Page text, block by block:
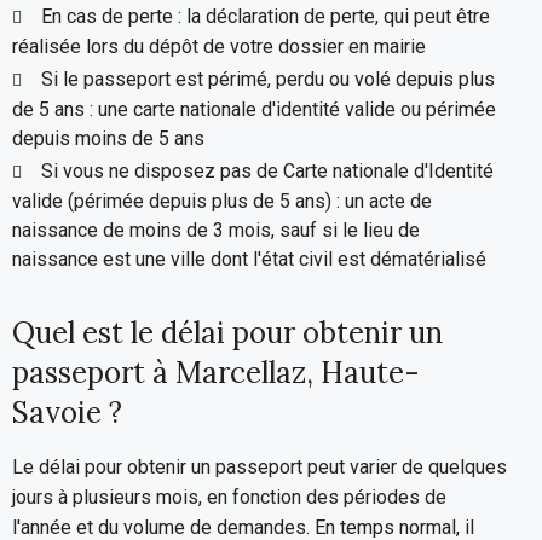
En cas de perte : la déclaration de perte, qui peut être
réalisée lors du dépôt de votre dossier en mairie
Si le passeport est périmé, perdu ou volé depuis plus
de 5 ans : une carte nationale d'identité valide ou périmée
depuis moins de 5 ans
Si vous ne disposez pas de Carte nationale d'Identité
valide (périmée depuis plus de 5 ans) : un acte de
naissance de moins de 3 mois, sauf si le lieu de
naissance est une ville dont l'état civil est dématérialisé
Quel est le délai pour obtenir un
passeport à Marcellaz, Haute-
Savoie ?
Le délai pour obtenir un passeport peut varier de quelques
jours à plusieurs mois, en fonction des périodes de
l'année et du volume de demandes. En temps normal, il